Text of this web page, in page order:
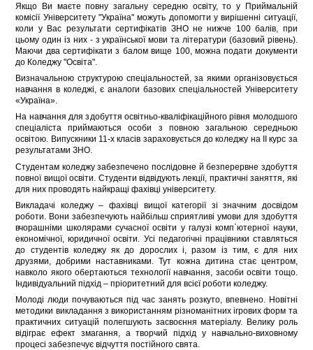
Якщо Ви маєте повну загальну середню освіту, то у Приймальній
комісії Університету "Україна" можуть допомогти у вирішенні ситуації,
коли у Вас результати сертифікатів ЗНО не нижче 100 балів, при
цьому один із них - з української мови та літератури (базовий рівень).
Маючи два сертифікати з балом вище 100, можна подати документи
до Коледжу "Освіта".
Визначальною структурою спеціальностей, за якими організовується
навчання в коледжі, є аналоги базових спеціальностей Університету
«Україна».
На навчання для здобуття освітньо-кваліфікаційного рівня молодшого
спеціаліста приймаються особи з повною загальною середньою
освітою. Випускники 11-х класів зараховується до коледжу на ІІ курс за
результатами ЗНО.
Студентам коледжу забезпечено послідовне й безперервне здобуття
повної вищої освіти. Студенти відвідують лекції, практичні заняття, які
для них проводять найкращі фахівці університету.
Викладачі коледжу – фахівці вищої категорії зі значним досвідом
роботи. Вони забезпечують найбільш сприятливі умови для здобуття
вчорашніми школярами сучасної освіти у галузі комп`ютерної науки,
економічної, юридичної освіти. Усі педагогічні працівники ставляться
до студентів коледжу як до дорослих і, разом із тим, є для них
друзями, добрими наставниками. Тут кожна дитина стає центром,
навколо якого обертаються технології навчання, засоби освіти тощо.
Індивідуальний підхід – пріоритетний для всієї роботи коледжу.
Молоді люди почуваються під час занять розкуто, впевнено. Новітні
методики викладання з використанням різноманітних ігрових форм та
практичних ситуацій полегшують засвоєння матеріалу. Велику роль
відіграє ефект змагання, а творчий підхід у навчально-виховному
процесі забезпечує відчуття постійного свята.